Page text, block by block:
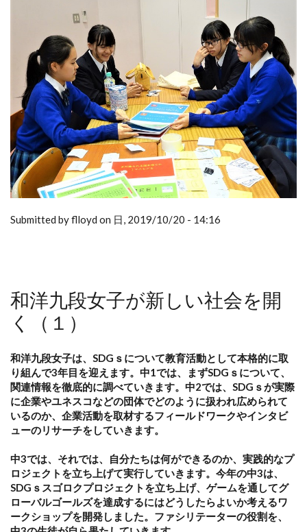
Submitted by flloyd on 日, 2019/10/20 - 14:16
和洋九段女子が新しい社会を開
く（１）
和洋九段女子は、SDGｓについて教育活動として本格的に取
り組んで3年目を迎えます。中1では、まずSDGｓについて、
関連情報を徹底的に調べていきます。 中2では、SDGｓが実際
に企業やユネスコなどの団体でどのように扱われ広められて
いるのか、企業活動を取材するフィールドワークやインタビ
ューのリサーチをしていきます。
中3では、それでは、自分たちは何ができるのか、実践的なプ
ロジェクトを立ち上げて実行していきます。今年の中3は、
SDGｓスゴロクプロジェクトを立ち上げ、ゲームを通してグ
ローバルゴールズを達成するにはどうしたらよいか考えるワ
ークショップを開発しました。 ファシリテーターの役割を、